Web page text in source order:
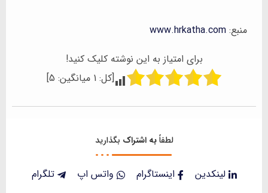
منبع: www.hrkatha.com
برای امتیاز به این نوشته کلیک کنید!
[کل:1 میانگین: 5
]
لطفاًبه اشتراک بگذارید
لینکدین اینستاگرام واتس اپ
تلگرام